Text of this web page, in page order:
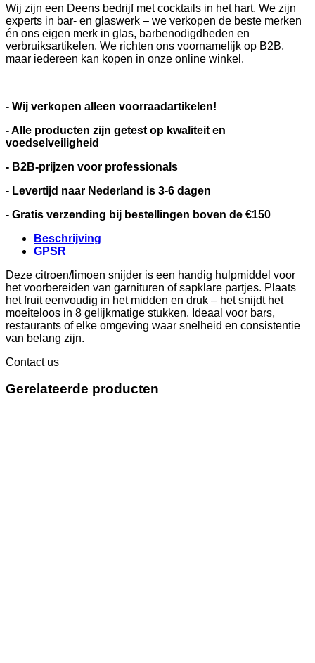
Wij zijn een Deens bedrijf met cocktails in het hart. We zijn
experts in bar- en glaswerk – we verkopen de beste merken
én ons eigen merk in glas, barbenodigdheden en
verbruiksartikelen. We richten ons voornamelijk op B2B,
maar iedereen kan kopen in onze online winkel.
- Wij verkopen alleen voorraadartikelen!
- Alle producten zijn getest op kwaliteit en
voedselveiligheid
- B2B-prijzen voor professionals
- Levertijd naar Nederland is 3-6 dagen
- Gratis verzending bij bestellingen boven de €150
Beschrijving
GPSR
Deze citroen/limoen snijder is een handig hulpmiddel voor
het voorbereiden van garnituren of sapklare partjes. Plaats
het fruit eenvoudig in het midden en druk – het snijdt het
moeiteloos in 8 gelijkmatige stukken. Ideaal voor bars,
restaurants of elke omgeving waar snelheid en consistentie
van belang zijn.
Contact us
Gerelateerde producten